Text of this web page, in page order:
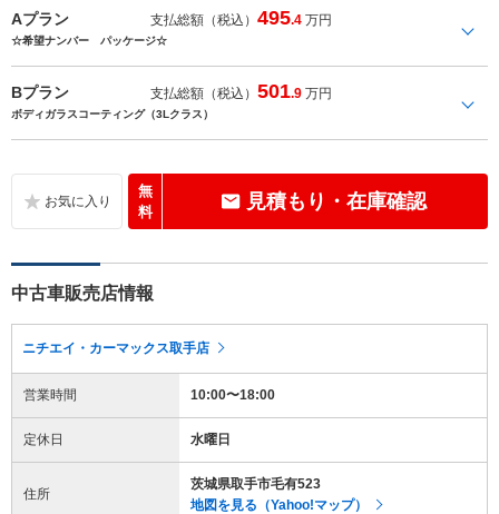
Aプラン 支払総額（税込）495.4 万円
☆希望ナンバー パッケージ☆
Bプラン 支払総額（税込）501.9 万円
ボディガラスコーティング（3Lクラス）
無
料
見積もり・在庫確認
中古車販売店情報
ニチエイ・カーマックス取手店
営業時間 10:00〜18:00
定休日 水曜日
住所
茨城県取手市毛有523
地図を見る（Yahoo!マップ）